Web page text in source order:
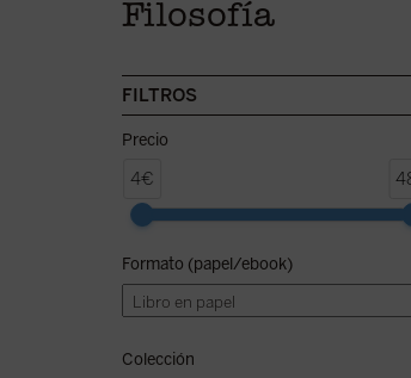
Filosofía
FILTROS
Precio
4€
Formato (papel/ebook)
Colección